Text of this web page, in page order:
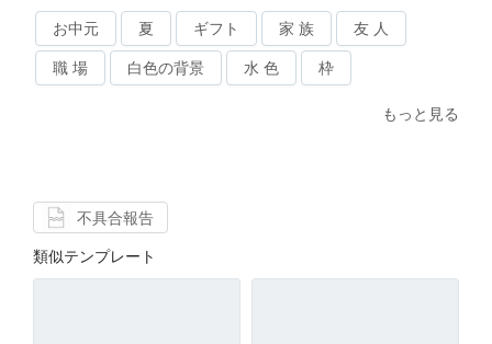
お中元 夏 ギフト 家 族 友 人
職 場 白色の背景 水 色 枠
もっと見る
不具合報告
類似テンプレート